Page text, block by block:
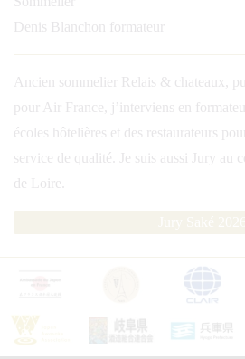
Denis Blanchon formateur
Ancien sommelier Relais & chateaux,
pour Air France, j’interviens en
écoles hôtelières et des restaurateurs
service de qualité. Je suis aussi Jury au
de Loire.